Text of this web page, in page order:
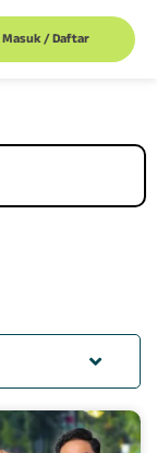
Masuk / Daftar